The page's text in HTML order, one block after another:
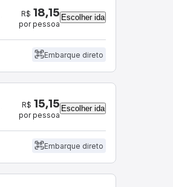
R$ 18,15
por pessoa
Escolher ida
Embarque direto
R$ 15,15
por pessoa
Escolher ida
Embarque direto